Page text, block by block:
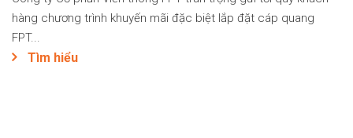
hàng chương trình khuyến mãi đặc biệt lắp đặt cáp quang
FPT...
Tìm hiểu